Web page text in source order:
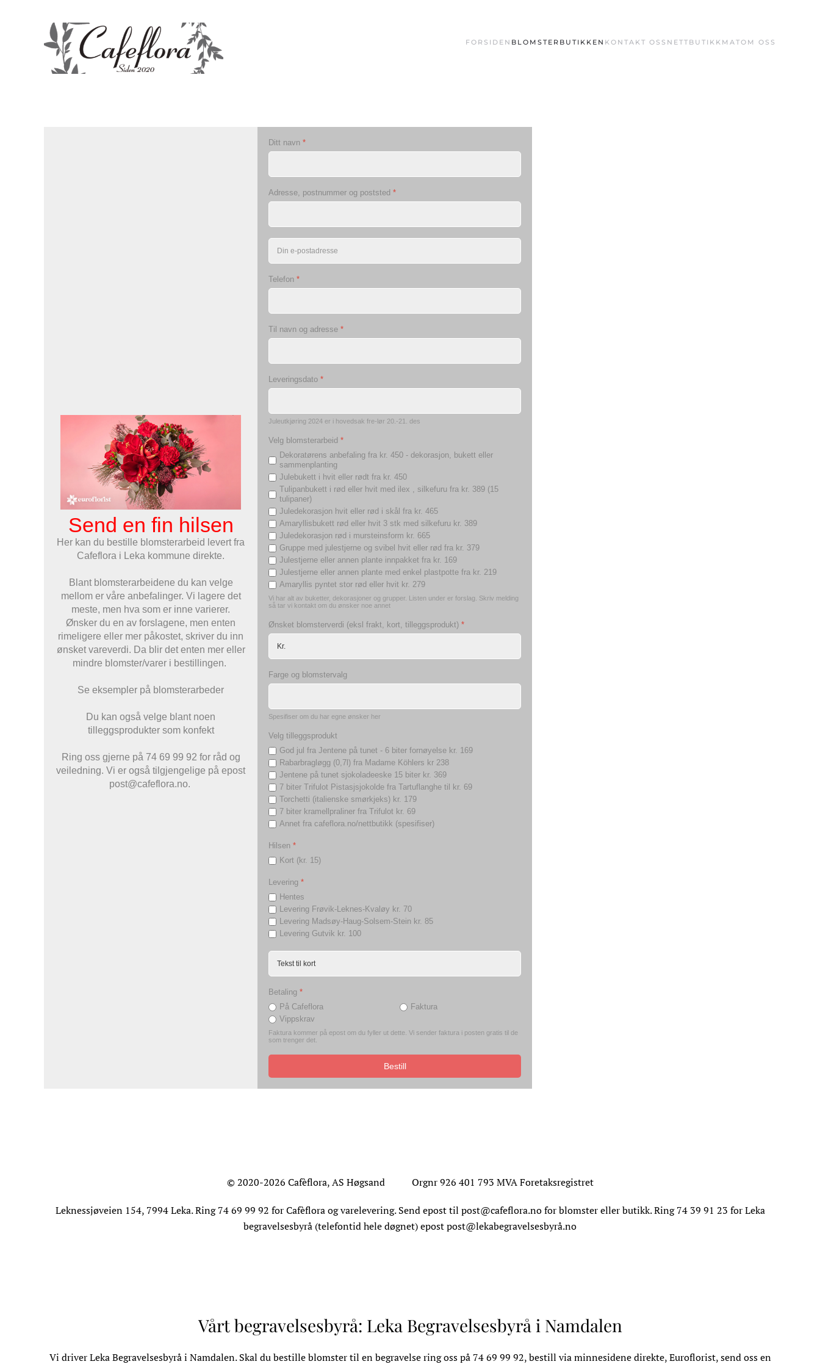
TPL_YOOTHEME_SKIP_TO_MAIN_CONTENT
FORSIDEN BLOMSTERBUTIKKEN KONTAKT OSS NETTBUTIKK MATOM OSS
Send en fin hilsen
Her kan du bestille blomsterarbeid levert fra
Cafeflora i Leka kommune direkte.
Blant blomsterarbeidene du kan velge
mellom er våre anbefalinger. Vi lagere det
meste, men hva som er inne varierer.
Ønsker du en av forslagene, men enten
rimeligere eller mer påkostet, skriver du inn
ønsket vareverdi. Da blir det enten mer eller
mindre blomster/varer i bestillingen.
Se eksempler på b lomsterarbeder
Du kan også velge blant noen
tilleggsprodukter som konfekt
Ring oss gjerne på 74 69 99 92 for råd og
veiledning. Vi er også tilgjengelige på epost
post@cafeflora.no.
Ditt navn *
Adresse, postnummer og poststed *
Telefon *
Til navn og adresse *
Leveringsdato *
Juleutkjøring 2024 er i hovedsak fre-lør 20.-21. des
Velg blomsterarbeid *
Dekoratørens anbefaling fra kr. 450 - dekorasjon, bukett eller
sammenplanting
Julebukett i hvit eller rødt fra kr. 450
Tulipanbukett i rød eller hvit med ilex , silkefuru fra kr. 389 (15
tulipaner)
Juledekorasjon hvit eller rød i skål fra kr. 465
Amaryllisbukett rød eller hvit 3 stk med silkefuru kr. 389
Juledekorasjon rød i mursteinsform kr. 665
Gruppe med julestjerne og svibel hvit eller rød fra kr. 379
Julestjerne eller annen plante innpakket fra kr. 169
Julestjerne eller annen plante med enkel plastpotte fra kr. 219
Amaryllis pyntet stor rød eller hvit kr. 279
Vi har alt av buketter, dekorasjoner og grupper. Listen under er forslag. Skriv melding
så tar vi kontakt om du ønsker noe annet
Ønsket blomsterverdi (eksl frakt, kort, tilleggsprodukt) *
Farge og blomstervalg
Spesifiser om du har egne ønsker her
Velg tilleggsprodukt
God jul fra Jentene på tunet - 6 biter fornøyelse kr. 169
Rabarbragløgg (0,7l) fra Madame Köhlers kr 238
Jentene på tunet sjokoladeeske 15 biter kr. 369
7 biter Trifulot Pistasjsjokolde fra Tartuflanghe til kr. 69
Torchetti (italienske smørkjeks) kr. 179
7 biter kramellpraliner fra Trifulot kr. 69
Annet fra cafeflora.no/nettbutikk (spesifiser)
Hilsen *
Kort (kr. 15)
Levering *
Hentes
Levering Frøvik-Leknes-Kvaløy kr. 70
Levering Madsøy-Haug-Solsem-Stein kr. 85
Levering Gutvik kr. 100
Betaling *
På Cafeflora
Faktura
Vippskrav
Faktura kommer på epost om du fyller ut dette. Vi sender faktura i posten gratis til de
som trenger det.
Bestill
© 2020-2026 Cafèflora, AS Høgsand Orgnr 926 401 793 MVA Foretaksregistret
Leknessjøveien 154, 7994 Leka. Ring 74 69 99 92 for Cafèflora og varelevering. Send epost til post@cafeflora.nofor blomster eller butikk. Ring 74 39 91 23 for Leka
begravelsesbyrå (telefontid hele døgnet) epostpost@lekabegravelsesbyrå.no
Vårt begravelsesbyrå: Leka Begravelsesbyrå i Namdalen
Vi driverLeka Begravelsesbyråi Namdalen. Skal du bestille blomster til en begravelse ring oss på 74 69 99 92, bestill via minnesidene direkte, Euroflorist, send oss en